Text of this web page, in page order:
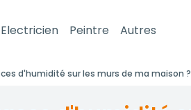
Electricien Peintre Autres
d'humidité sur les murs de ma maison ?